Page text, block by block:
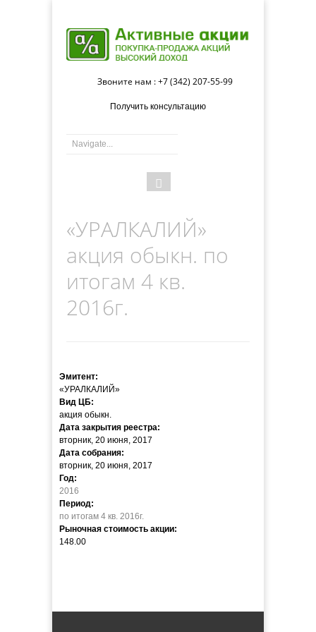
Звоните нам : +7 (342) 207-55-99
Получить консультацию
Форма
Поиск
«УРАЛКАЛИЙ»
акция обыкн. по
итогам 4 кв.
2016г.
Эмитент:
«УРАЛКАЛИЙ»
Вид ЦБ:
акция обыкн.
Дата закрытия реестра:
вторник, 20 июня, 2017
Дата собрания:
вторник, 20 июня, 2017
Год:
2016
Период:
по итогам 4 кв. 2016г.
Рыночная стоимость акции:
148.00